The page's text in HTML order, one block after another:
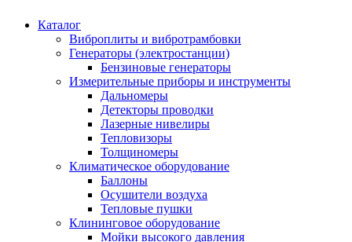
Каталог
Виброплиты и вибротрамбовки
Генераторы (электростанции)
Бензиновые генераторы
Измерительные приборы и инструменты
Дальномеры
Детекторы проводки
Лазерные нивелиры
Тепловизоры
Толщиномеры
Климатическое оборудование
Баллоны
Осушители воздуха
Тепловые пушки
Клининговое оборудование
Мойки высокого давления